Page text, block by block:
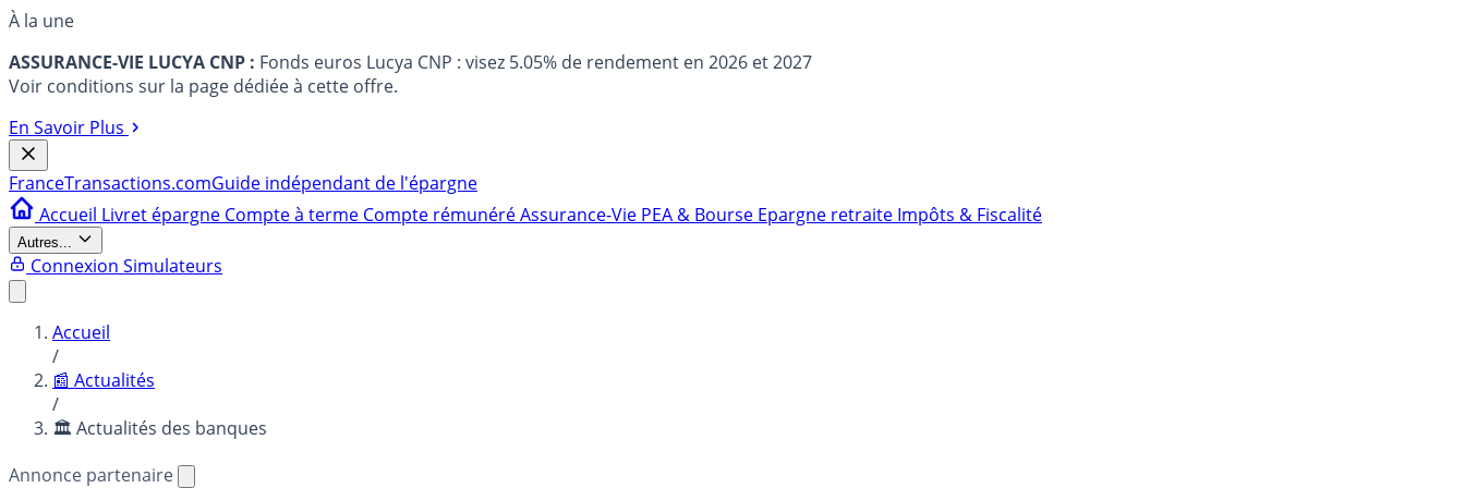
À la une
ASSURANCE-VIE LUCYA CNP : Fonds euros Lucya CNP : visez 5.05% de rendement en 2026 et 2027
Voir conditions sur la page dédiée à cette offre.
En Savoir Plus
FranceTransactions.comGuide indépendant de l'épargne
Accueil Livret épargne Compte à terme Compte rémunéréAssurance-Vie PEA & Bourse Epargne retraite Impôts & Fiscalité
Autres...
Connexion Simulateurs
Accueil
/
📰 Actualités
/
🏛️ Actualités des banques
Annonce partenaire